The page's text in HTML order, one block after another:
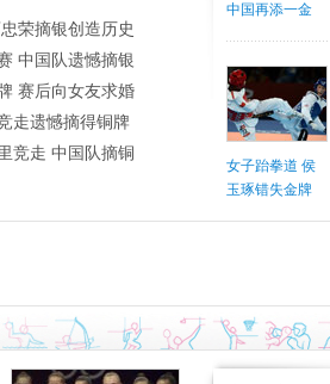
荣摘银创造历史
中国队遗憾摘银
赛后向女友求婚
走遗憾摘得铜牌
竞走 中国队摘铜
中国再添一金
女子跆拳道 侯
玉琢错失金牌